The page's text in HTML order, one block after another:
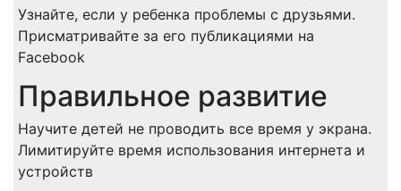
Узнайте, если у ребенка проблемы с друзьями.
Присматривайте за его публикациями на
Facebook
Правильное развитие
Научите детей не проводить все время у экрана.
Лимитируйте время использования интернета и
устройств